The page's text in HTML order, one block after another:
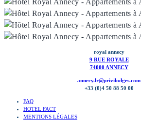
royal annecy
9 RUE ROYALE
74000 ANNECY
annecy.lr@privilodges.com
+33 (0)4 50 88 50 00
FAQ
HOTEL FACT
MENTIONS LÉGALES